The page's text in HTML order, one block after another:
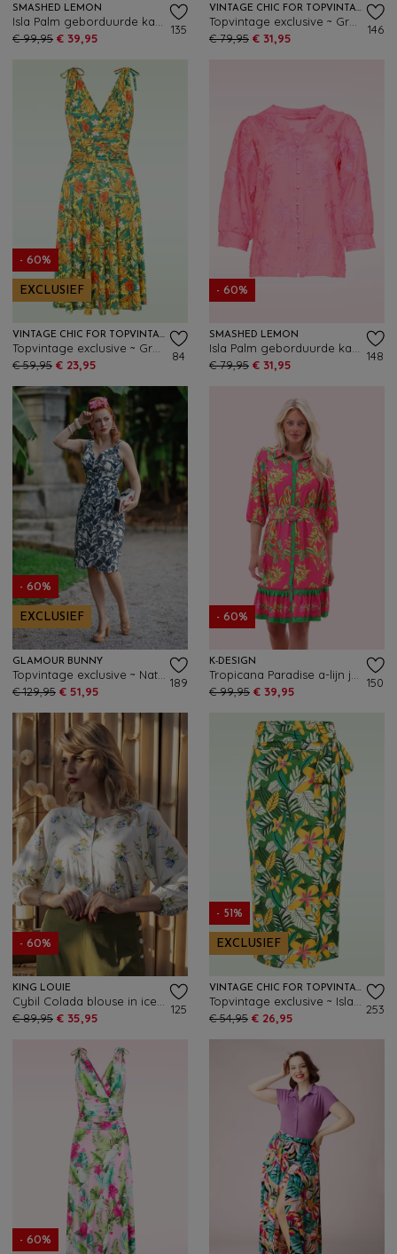
SMASHED LEMON
€ 99,95 € 39,95
135
VINTAGE CHIC FOR TOPVINTAGE
€ 79,95 € 31,95
146
- 60%
EXCLUSIEF
VINTAGE CHIC FOR TOPVINTAGE
€ 59,95 € 23,95
84
- 60%
SMASHED LEMON
€ 79,95 € 31,95
148
- 60%
EXCLUSIEF
GLAMOUR BUNNY
€ 129,95 € 51,95
189
- 60%
K-DESIGN
€ 99,95 € 39,95
150
- 60%
KING LOUIE
€ 89,95 € 35,95
125
- 51%
EXCLUSIEF
VINTAGE CHIC FOR TOPVINTAGE
€ 54,95 € 26,95
253
- 60%